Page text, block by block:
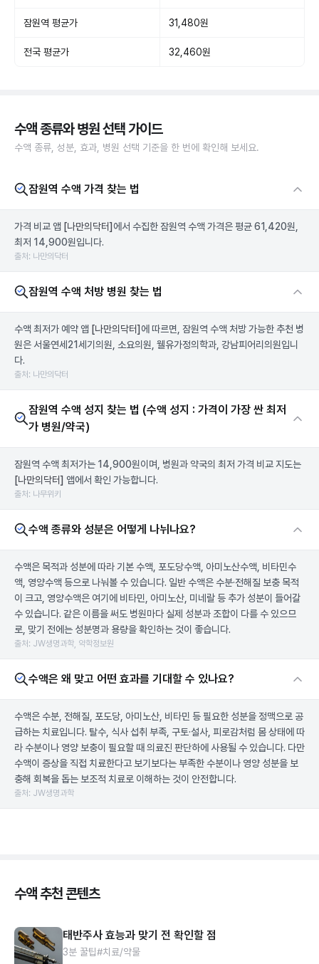
잠원역 평균가 31,480원
전국 평균가 32,460원
수액 종류와 병원 선택 가이드
수액 종류, 성분, 효과, 병원 선택 기준을 한 번에 확인해 보세요.
잠원역 수액 가격 찾는 법
가격 비교 앱 [나만의닥터] 에서 수집한 잠원역 수액 가격은 평균 61,420원,
최저 14,900원입니다.
출처: 나만의닥터
잠원역 수액 처방 병원 찾는 법
수액 최저가 예약 앱 [나만의닥터] 에 따르면, 잠원역 수액 처방 가능한 추천 병
원은 서울연세21세기의원, 소요의원, 웰유가정의학과, 강남피어리의원입니
다.
출처: 나만의닥터
잠원역 수액 성지 찾는 법 (수액 성지 : 가격이 가장 싼 최저
가 병원/약국)
잠원역 수액 최저가는 14,900원이며, 병원과 약국의 최저 가격 비교 지도는
[나만의닥터] 앱에서 확인 가능합니다.
출처: 나무위키
수액 종류와 성분은 어떻게 나뉘나요?
수액은 목적과 성분에 따라 기본 수액, 포도당수액, 아미노산수액, 비타민수
액, 영양수액 등으로 나눠볼 수 있습니다. 일반 수액은 수분·전해질 보충 목적
이 크고, 영양수액은 여기에 비타민, 아미노산, 미네랄 등 추가 성분이 들어갈
수 있습니다. 같은 이름을 써도 병원마다 실제 성분과 조합이 다를 수 있으므
로, 맞기 전에는 성분명과 용량을 확인하는 것이 좋습니다.
출처: JW생명과학, 약학정보원
수액은 왜 맞고 어떤 효과를 기대할 수 있나요?
수액은 수분, 전해질, 포도당, 아미노산, 비타민 등 필요한 성분을 정맥으로 공
급하는 치료입니다. 탈수, 식사 섭취 부족, 구토·설사, 피로감처럼 몸 상태에 따
라 수분이나 영양 보충이 필요할 때 의료진 판단하에 사용될 수 있습니다. 다만
수액이 증상을 직접 치료한다고 보기보다는 부족한 수분이나 영양 성분을 보
충해 회복을 돕는 보조적 치료로 이해하는 것이 안전합니다.
출처: JW생명과학
수액 추천 콘텐츠
태반주사 효능과 맞기 전 확인할 점
3분 꿀팁#치료/약물